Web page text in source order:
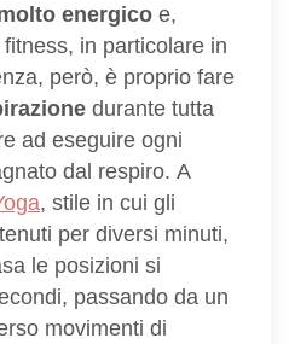
energico e,
in particolare in
però, è proprio fare
durante tutta
ad eseguire ogni
dal respiro. A
, stile in cui gli
per diversi minuti,
le posizioni si
passando da un
movimenti di